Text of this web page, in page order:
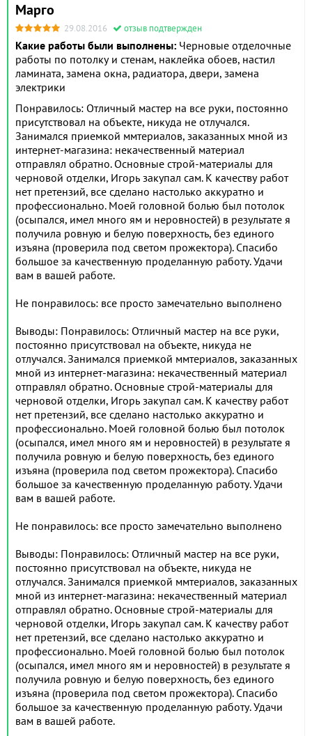
Ваши расходы на ремонт будут удобно распланированы.
Без опасений, что работы остановятся или, что еще хуже,
испортят уже сделанное.
Результат будет радовать много лет.
- Электромонтажные работы.
- Гипсокартон на потолок.
- Подготовка стен.
- Устройство теплого пола.
- Настил кафельной плитки.
- Установка дверей.
- Покраска потолков.
- Настил ламината и установка плинтусов.
- Установка светильников.
- Установка натяжного потолка.
Всегда на связи.
Марго
29.08.2016 отзыв подтвержден
Какие работы были выполнены: Черновые отделочные
работы по потолку и стенам, наклейка обоев, настил
ламината, замена окна, радиатора, двери, замена
электрики
Понравилось: Отличный мастер на все руки, постоянно
присутствовал на объекте, никуда не отлучался.
Занимался приемкой ммтериалов, заказанных мной из
интернет-магазина: некачественный материал
отправлял обратно. Основные строй-материалы для
черновой отделки, Игорь закупал сам. К качеству работ
нет претензий, все сделано настолько аккуратно и
профессионально. Моей головной болью был потолок
(осыпался, имел много ям и неровностей) в результате я
получила ровную и белую поверхность, без единого
изъяна (проверила под светом прожектора). Спасибо
большое за качественную проделанную работу. Удачи
вам в вашей работе.
Не понравилось: все просто замечательно выполнено
Выводы: Понравилось: Отличный мастер на все руки,
постоянно присутствовал на объекте, никуда не
отлучался. Занимался приемкой ммтериалов, заказанных
мной из интернет-магазина: некачественный материал
отправлял обратно. Основные строй-материалы для
черновой отделки, Игорь закупал сам. К качеству работ
нет претензий, все сделано настолько аккуратно и
профессионально. Моей головной болью был потолок
(осыпался, имел много ям и неровностей) в результате я
получила ровную и белую поверхность, без единого
изъяна (проверила под светом прожектора). Спасибо
большое за качественную проделанную работу. Удачи
вам в вашей работе.
Не понравилось: все просто замечательно выполнено
Выводы: Понравилось: Отличный мастер на все руки,
постоянно присутствовал на объекте, никуда не
отлучался. Занимался приемкой ммтериалов, заказанных
мной из интернет-магазина: некачественный материал
отправлял обратно. Основные строй-материалы для
черновой отделки, Игорь закупал сам. К качеству работ
нет претензий, все сделано настолько аккуратно и
профессионально. Моей головной болью был потолок
(осыпался, имел много ям и неровностей) в результате я
получила ровную и белую поверхность, без единого
изъяна (проверила под светом прожектора). Спасибо
большое за качественную проделанную работу. Удачи
вам в вашей работе.